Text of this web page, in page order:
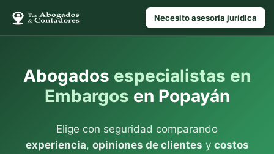
Necesito asesoría jurídica
Abogados especialistas en
Embargos en Popayán
Elige con seguridad comparando
experiencia, opiniones de clientes y costos